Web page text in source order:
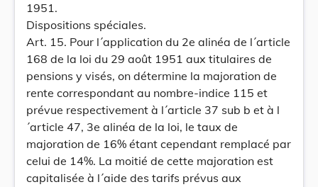
1951.
Dispositions spéciales.
Art. 15. Pour l´application du 2e alinéa de l´article
168 de la loi du 29 août 1951 aux titulaires de
pensions y visés, on détermine la majoration de
rente correspondant au nombre-indice 115 et
prévue respectivement à l´article 37 sub b et à l
´article 47, 3e alinéa de la loi, le taux de
majoration de 16% étant cependant remplacé par
celui de 14%. La moitié de cette majoration est
capitalisée à l´aide des tarifs prévus aux